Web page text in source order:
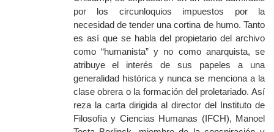
por los circunloquios impuestos por la
necesidad de tender una cortina de humo. Tanto
es así que se habla del propietario del archivo
como “humanista” y no como anarquista, se
atribuye el interés de sus papeles a una
generalidad histórica y nunca se menciona a la
clase obrera o la formación del proletariado. Así
reza la carta dirigida al director del Instituto de
Filosofía y Ciencias Humanas (IFCH), Manoel